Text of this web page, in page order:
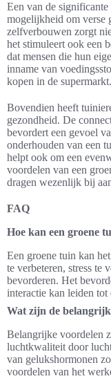
Een van de
mogelijkheid om verse
zelfverbouwen zorgt
het stimuleert ook een
dat mensen die hun
inname van
kopen in de supermarkt.
Bovendien heeft
gezondheid. De
bevordert een gevoel
onderhouden van een
helpt ook om een
voordelen van een
dragen wezenlijk bij
FAQ
Hoe kan een groene
Een groene tuin kan
te verbeteren, stress te
bevorderen. Het
interactie kan leiden
Wat zijn de
Belangrijke voordelen
luchtkwaliteit door
van gelukshormonen
voordelen van het